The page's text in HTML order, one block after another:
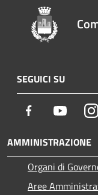
SEGUICI SU
Facebook Youtube
AMMINISTRAZIONE
Organi di
Aree